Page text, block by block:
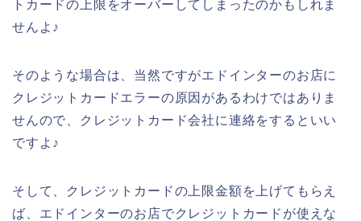
トカードの上限をオーバーしてしまったのかもしれま
せんよ♪
そのような場合は、当然ですがエドインターのお店に
クレジットカードエラーの原因があるわけではありま
せんので、クレジットカード会社に連絡をするといい
ですよ♪
そして、クレジットカードの上限金額を上げてもらえ
ば、エドインターのお店でクレジットカードが使えな